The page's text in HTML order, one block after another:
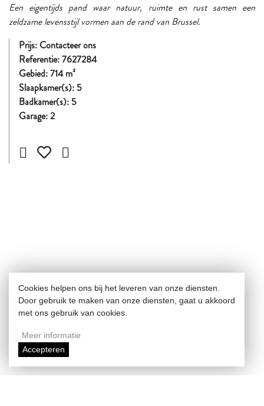
Een eigentijds pand waar natuur, ruimte en rust samen een
zeldzame levensstijl vormen aan de rand van Brussel.
Prijs: Contacteer ons
Referentie:7627284
Gebied:714m²
Slaapkamer(s): 5
Badkamer(s): 5
Garage:2
Cookies helpen ons bij het leveren van onze diensten.
Door gebruik te maken van onze diensten, gaat u akkoord
met ons gebruik van cookies.
Meer informatie
Accepteren